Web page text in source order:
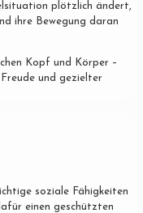
plötzlich ändert,
ihre Bewegung daran
Kopf und Körper –
und gezielter
soziale Fähigkeiten
einen geschützten